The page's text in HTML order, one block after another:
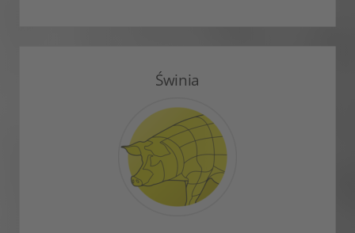
Świnia